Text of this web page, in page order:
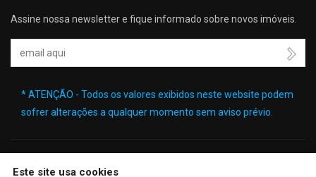
Assine nossa newsletter e fique informado sobre novos imóveis.
Seu Email
* ATENÇÃO - Todos os valores exibidos neste website podem
sofrer alterações a qualquer momento sem aviso prévio.
🔒| Copyright © 2026 - Website gerado por
Este site usa cookies